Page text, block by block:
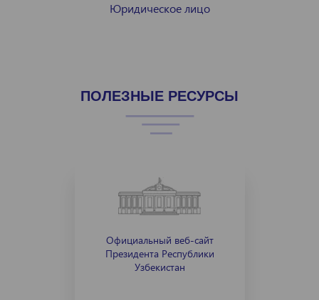
Юридическое лицо
ПОЛЕЗНЫЕ РЕСУРСЫ
Официальный веб-сайт
Президента Республики
Узбекистан